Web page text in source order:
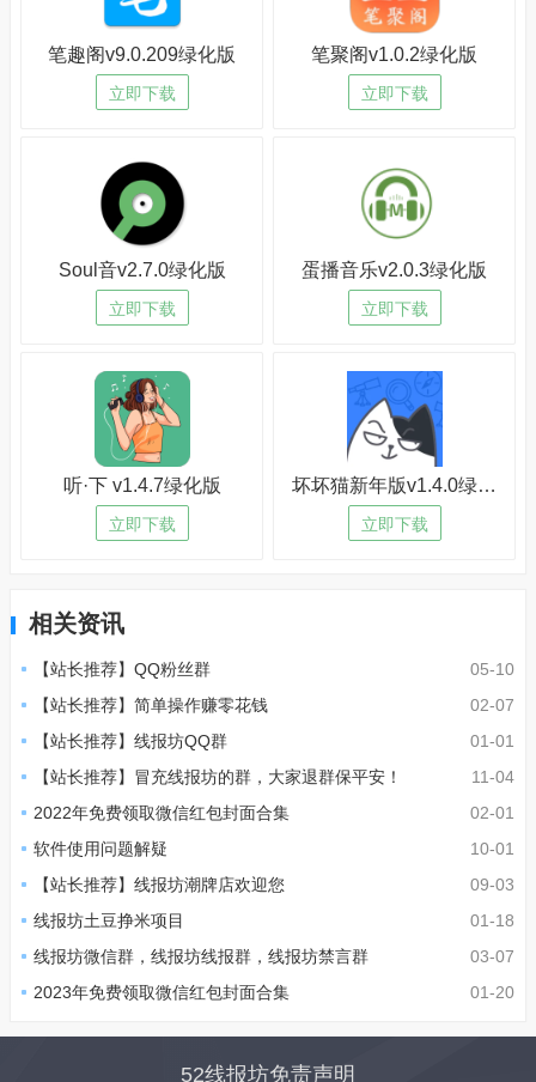
笔趣阁v9.0.209绿化版
立即下载
笔聚阁v1.0.2绿化版
立即下载
Soul音v2.7.0绿化版
立即下载
蛋播音乐v2.0.3绿化版
立即下载
听·下 v1.4.7绿化版
立即下载
坏坏猫新年版v1.4.0绿化版
立即下载
相关资讯
05-10
【站长推荐】QQ粉丝群
02-07
【站长推荐】简单操作赚零花钱
01-01
【站长推荐】线报坊QQ群
11-04
【站长推荐】冒充线报坊的群，大家退群保平安！
02-01
2022年免费领取微信红包封面合集
10-01
软件使用问题解疑
09-03
【站长推荐】线报坊潮牌店欢迎您
01-18
线报坊土豆挣米项目
03-07
线报坊微信群，线报坊线报群，线报坊禁言群
01-20
2023年免费领取微信红包封面合集
52线报坊免责声明